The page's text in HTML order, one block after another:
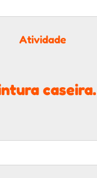
Atividade
caseira.